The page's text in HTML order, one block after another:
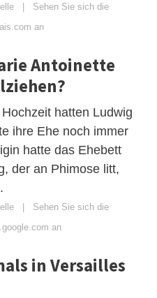
| Sehen Sie sich die
an
Antoinette
hatten Ludwig
ihre Ehe noch immer
hatte das Ehebett
der an Phimose litt,
| Sehen Sie sich die
an
in Versailles